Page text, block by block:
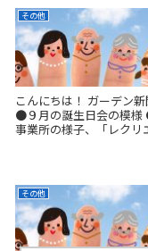
その他
こんにちは！ ガーデン
●９月の誕生日会の模様
事業所の様子、「レクリ
その他